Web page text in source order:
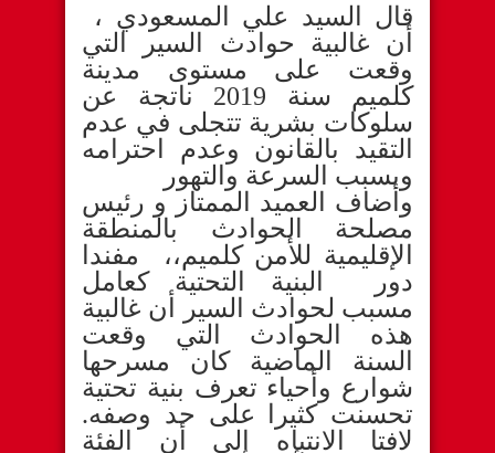
قال السيد علي المسعودي ،
أن غالبية حوادث السير التي
وقعت على مستوى مدينة
كلميم سنة 2019 ناتجة عن
سلوكات بشرية تتجلى في عدم
التقيد بالقانون وعدم احترامه
وبسبب السرعة والتهور
وأضاف العميد الممتاز و رئيس
مصلحة الحوادث بالمنطقة
الإقليمية للأمن كلميم،، مفندا
دور البنية التحتية كعامل
مسبب لحوادث السير أن غالبية
هذه الحوادث التي وقعت
السنة الماضية كان مسرحها
شوارع وأحياء تعرف بنية تحتية
تحسنت كثيرا على حد وصفه.
لافتا الانتباه إلى أن الفئة